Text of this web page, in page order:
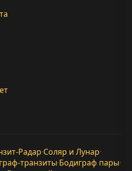
Радар·Соляр и Лунар·
транзиты·Бодиграф пары·